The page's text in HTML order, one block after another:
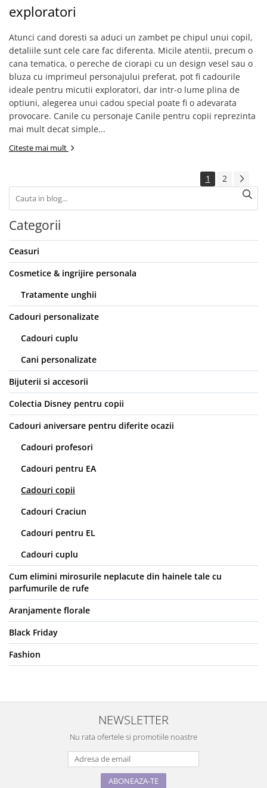
exploratori
Atunci cand doresti sa aduci un zambet pe chipul unui copil,
detaliile sunt cele care fac diferenta. Micile atentii, precum o
cana tematica, o pereche de ciorapi cu un design vesel sau o
bluza cu imprimeul personajului preferat, pot fi cadourile
ideale pentru micutii exploratori, dar intr-o lume plina de
optiuni, alegerea unui cadou special poate fi o adevarata
provocare. Canile cu personaje Canile pentru copii reprezinta
mai mult decat simple...
Citeste mai mult
1 2
Categorii
Ceasuri
Cosmetice & ingrijire personala
Tratamente unghii
Cadouri personalizate
Cadouri cuplu
Cani personalizate
Bijuterii si accesorii
Colectia Disney pentru copii
Cadouri aniversare pentru diferite ocazii
Cadouri profesori
Cadouri pentru EA
Cadouri copii
Cadouri Craciun
Cadouri pentru EL
Cadouri cuplu
Cum elimini mirosurile neplacute din hainele tale cu
parfumurile de rufe
Aranjamente florale
Black Friday
Fashion
NEWSLETTER
Nu rata ofertele si promotiile noastre